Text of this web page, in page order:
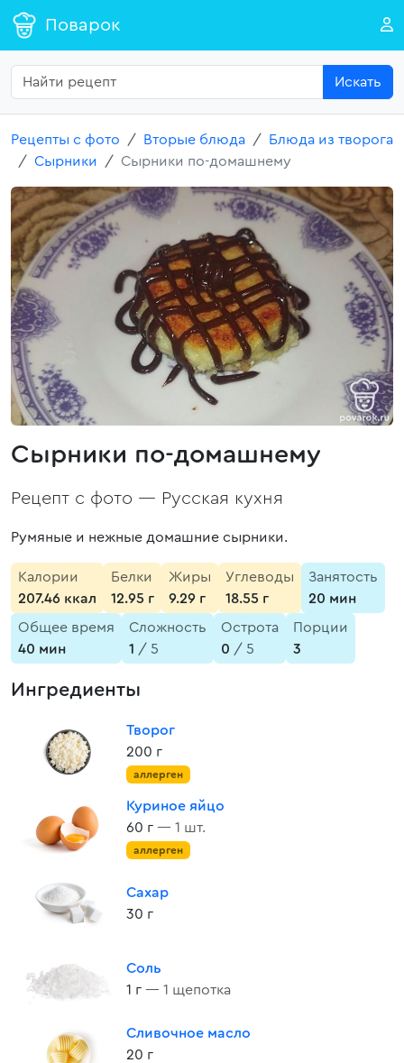
Поварок
Искать
Рецепты с фото Вторые блюда
Блюда из творога
Сырники
Сырники по-домашнему
Сырники по-домашнему
Рецепт с фото — Русская кухня
Румяные и нежные домашние сырники.
Калории
207.46 ккал
Белки
12.95 г
Жиры
9.29 г
Углеводы
18.55 г
Занятость
20 мин
Общее время
40 мин
Сложность
1 / 5
Острота
0 / 5
Порции
3
Ингредиенты
Творог
200 г
аллерген
Куриное яйцо
60 г — 1 шт.
аллерген
Сахар
30 г
Соль
1 г — 1 щепотка
Сливочное масло
20 г